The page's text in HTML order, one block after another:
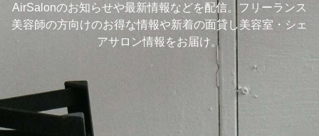
AirSalonのお知らせや最新情報などを配信。フリーランス
美容師の方向けのお得な情報や新着の面貸し美容室・シェ
アサロン情報をお届け。